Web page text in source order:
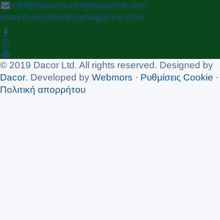
info@cyprushuntingmagazine.com
www.cyprushuntingmagazine.com
© 2019 Dacor Ltd. All rights reserved. Designed by
Dacor. Developed by Webmors · Ρυθμίσεις Cookie ·
Πολιτική απορρήτου